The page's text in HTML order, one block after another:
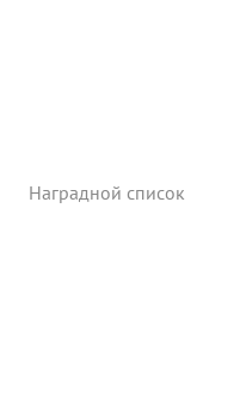
Наградной список